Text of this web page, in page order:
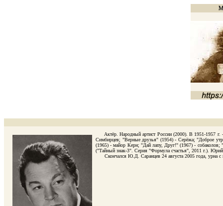
Актёр. Народный артист России (2000). В 1951-1957 г. -
Симбирцев; "Верные друзья" (1954) - Серёжа; "Доброе
(1965) - майор Керн; "Дай лапу, Друг!" (1967) - собаколов;
("Тайный знак-3". Серия "Формула счастья", 2011 г.). Юрий
Скончался Ю.Д. Саранцев 24 августа 2005 года, урна с